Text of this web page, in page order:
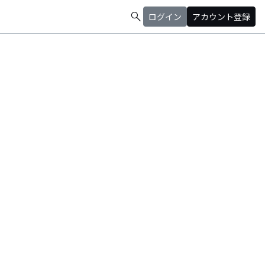
search ログイン アカウント登録